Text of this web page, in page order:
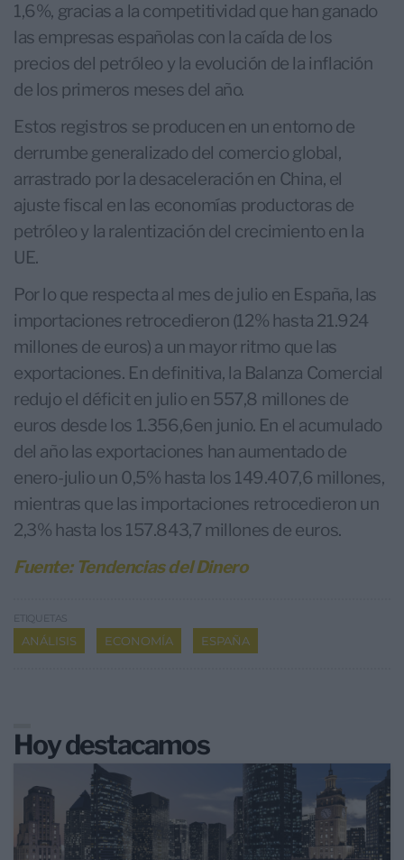
1,6%, gracias a la competitividad que han ganado
las empresas españolas con la caída de los
precios del petróleo y la evolución de la inflación
de los primeros meses del año.
Estos registros se producen en un entorno de
derrumbe generalizado del comercio global,
arrastrado por la desaceleración en China, el
ajuste fiscal en las economías productoras de
petróleo y la ralentización del crecimiento en la
UE.
Por lo que respecta al mes de julio en España, las
importaciones retrocedieron (12% hasta 21.924
millones de euros) a un mayor ritmo que las
exportaciones. En definitiva, la Balanza Comercial
redujo el déficit en julio en 557,8 millones de
euros desde los 1.356,6en junio. En el acumulado
del año las exportaciones han aumentado de
enero-julio un 0,5% hasta los 149.407,6 millones,
mientras que las importaciones retrocedieron un
2,3% hasta los 157.843,7 millones de euros.
Fuente: Tendencias del Dinero
ANÁLISIS ECONOMÍA ESPAÑA
Hoy destacamos